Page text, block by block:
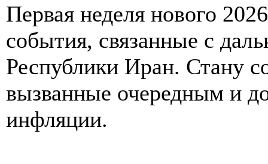
Первая неделя нового
события, связанные с
Республики Иран. Стану
вызванные очередным и
инфляции.